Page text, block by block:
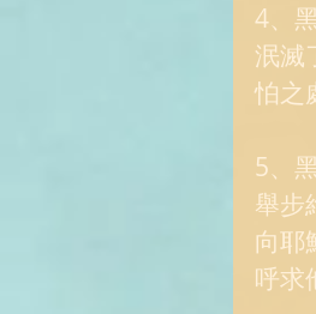
4、
泯滅
怕之
5、
舉步
向耶
呼求